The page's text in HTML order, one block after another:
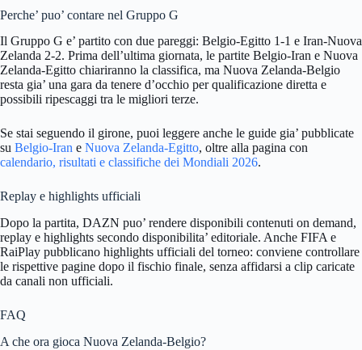
Perche’ puo’ contare nel Gruppo G
Il Gruppo G e’ partito con due pareggi: Belgio-Egitto 1-1 e Iran-Nuova
Zelanda 2-2. Prima dell’ultima giornata, le partite Belgio-Iran e Nuova
Zelanda-Egitto chiariranno la classifica, ma Nuova Zelanda-Belgio
resta gia’ una gara da tenere d’occhio per qualificazione diretta e
possibili ripescaggi tra le migliori terze.
Se stai seguendo il girone, puoi leggere anche le guide gia’ pubblicate
su Belgio-Iran e Nuova Zelanda-Egitto, oltre alla pagina con
calendario, risultati e classifiche dei Mondiali 2026.
Replay e highlights ufficiali
Dopo la partita, DAZN puo’ rendere disponibili contenuti on demand,
replay e highlights secondo disponibilita’ editoriale. Anche FIFA e
RaiPlay pubblicano highlights ufficiali del torneo: conviene controllare
le rispettive pagine dopo il fischio finale, senza affidarsi a clip caricate
da canali non ufficiali.
FAQ
A che ora gioca Nuova Zelanda-Belgio?